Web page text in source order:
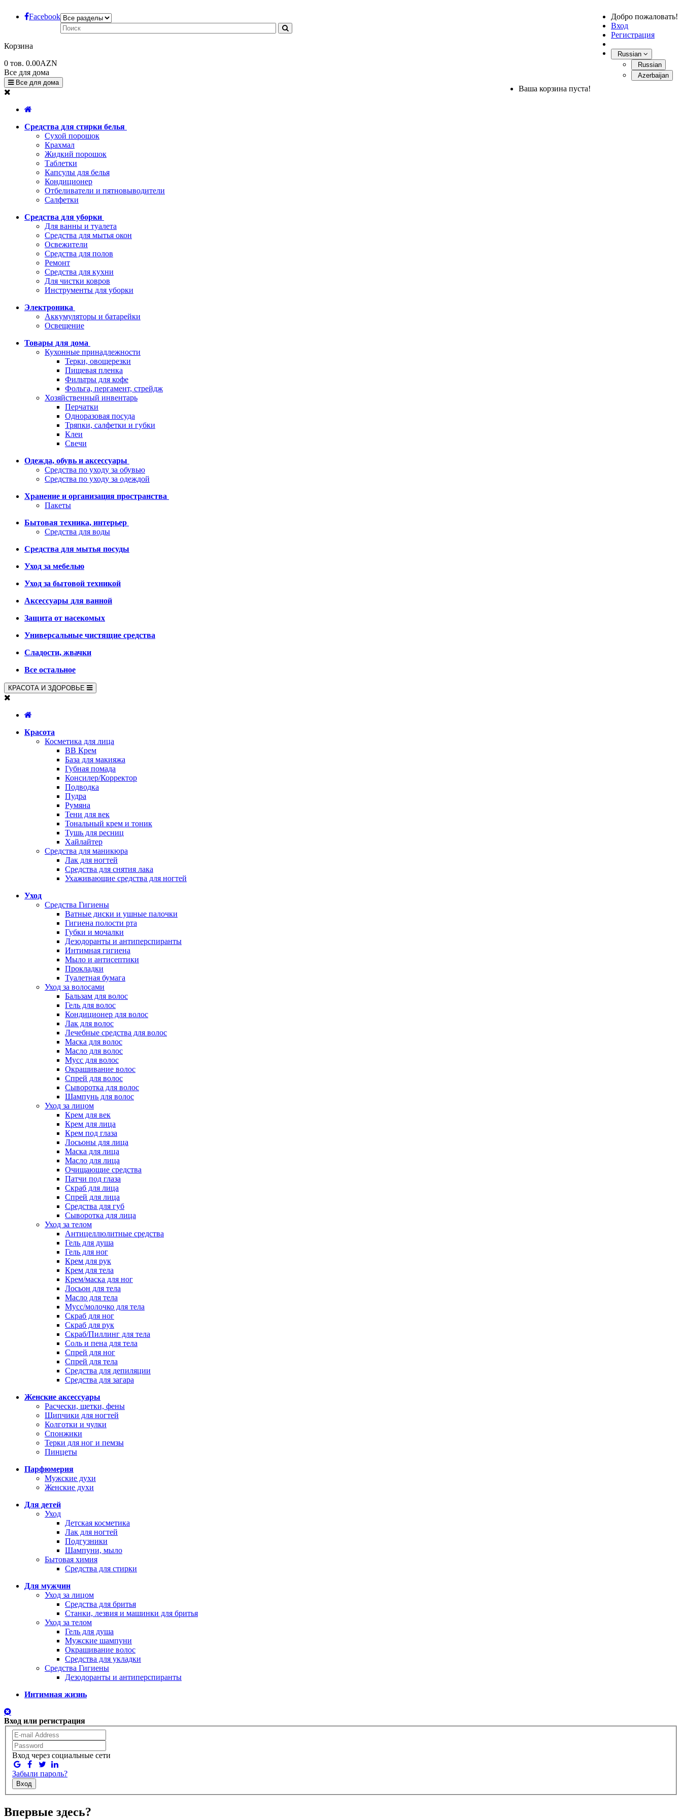
Facebook
Добро пожаловать!
Вход
Регистрация
Russian
Russian
Azerbaijan
Корзина
0 тов. 0.00AZN
Ваша корзина пуста!
Все для дома
Все для дома
Средства для стирки белья
Сухой порошок
Крахмал
Жидкий порошок
Таблетки
Капсулы для белья
Кондиционер
Отбеливатели и пятновыводители
Салфетки
Средства для уборки
Для ванны и туалета
Средства для мытья окон
Освежители
Средства для полов
Ремонт
Средства для кухни
Для чистки ковров
Инструменты для уборки
Электроника
Аккумуляторы и батарейки
Освещение
Товары для дома
Кухонные принадлежности
Терки, овощерезки
Пищевая пленка
Фильтры для кофе
Фольга, пергамент, стрейдж
Хозяйственный инвентарь
Перчатки
Одноразовая посуда
Тряпки, салфетки и губки
Клеи
Свечи
Одежда, обувь и аксессуары
Средства по уходу за обувью
Средства по уходу за одеждой
Хранение и организация пространства
Пакеты
Бытовая техника, интерьер
Средства для воды
Средства для мытья посуды
Уход за мебелью
Уход за бытовой техникой
Аксессуары для ванной
Защита от насекомых
Универсальные чистящие средства
Сладости, жвачки
Все остальное
КРАСОТА И ЗДОРОВЬЕ
Красота
Косметика для лица
BB Крем
База для макияжа
Губная помада
Консилер/Корректор
Подводка
Пудра
Румяна
Тени для век
Тональный крем и тоник
Тушь для ресниц
Хайлайтер
Средства для маникюра
Лак для ногтей
Средства для снятия лака
Ухаживающие средства для ногтей
Уход
Средства Гигиены
Ватные диски и ушные палочки
Гигиена полости рта
Губки и мочалки
Дезодоранты и антиперспиранты
Интимная гигиена
Мыло и антисептики
Прокладки
Туалетная бумага
Уход за волосами
Бальзам для волос
Гель для волос
Кондиционер для волос
Лак для волос
Лечебные средства для волос
Маска для волос
Масло для волос
Мусс для волос
Окрашивание волос
Спрей для волос
Сыворотка для волос
Шампунь для волос
Уход за лицом
Крем для век
Крем для лица
Крем под глаза
Лосьоны для лица
Маска для лица
Масло для лица
Очищающие средства
Патчи под глаза
Скраб для лица
Спрей для лица
Средства для губ
Сыворотка для лица
Уход за телом
Антицеллюлитные средства
Гель для душа
Гель для ног
Крем для рук
Крем для тела
Крем/маска для ног
Лосьон для тела
Масло для тела
Мусс/молочко для тела
Скраб для ног
Скраб для рук
Скраб/Пиллинг для тела
Соль и пена для тела
Спрей для ног
Спрей для тела
Средства для депиляции
Средства для загара
Женские аксессуары
Расчески, щетки, фены
Щипчики для ногтей
Колготки и чулки
Спонжики
Терки для ног и пемзы
Пинцеты
Парфюмерия
Мужские духи
Женские духи
Для детей
Уход
Детская косметика
Лак для ногтей
Подгузники
Шампуни, мыло
Бытовая химия
Средства для стирки
Для мужчин
Уход за лицом
Средства для бритья
Станки, лезвия и машинки для бритья
Уход за телом
Гель для душа
Мужские шампуни
Окрашивание волос
Средства для укладки
Средства Гигиены
Дезодоранты и антиперспиранты
Интимная жизнь
Вход или регистрация
Вход через социальные сети
Забыли пароль?
Вход
Впервые здесь?